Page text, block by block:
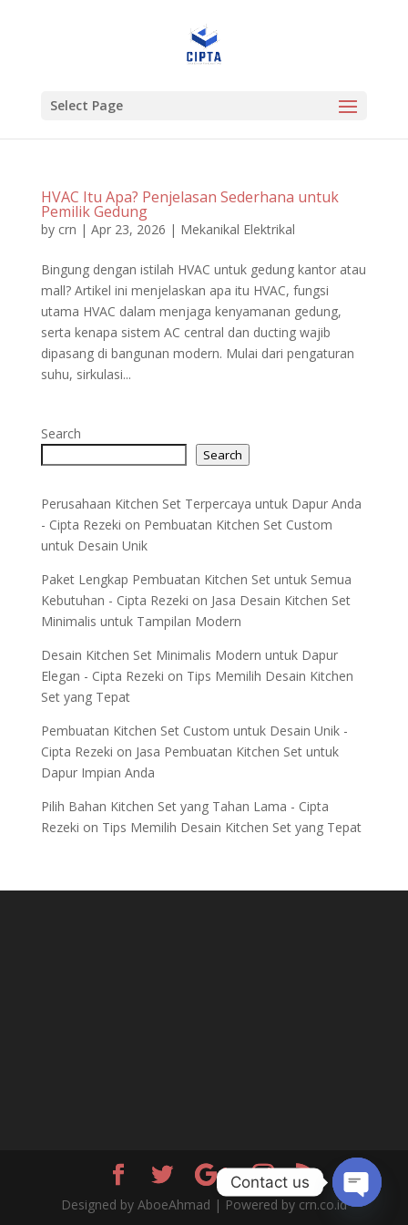
Select Page
HVAC Itu Apa? Penjelasan Sederhana untuk
Pemilik Gedung
by crn | Apr 23, 2026 | Mekanikal Elektrikal
Bingung dengan istilah HVAC untuk gedung kantor atau
mall? Artikel ini menjelaskan apa itu HVAC, fungsi
utama HVAC dalam menjaga kenyamanan gedung,
serta kenapa sistem AC central dan ducting wajib
dipasang di bangunan modern. Mulai dari pengaturan
suhu, sirkulasi...
Search
Search
Perusahaan Kitchen Set Terpercaya untuk Dapur Anda
- Cipta Rezeki on Pembuatan Kitchen Set Custom
untuk Desain Unik
Paket Lengkap Pembuatan Kitchen Set untuk Semua
Kebutuhan - Cipta Rezeki on Jasa Desain Kitchen Set
Minimalis untuk Tampilan Modern
Desain Kitchen Set Minimalis Modern untuk Dapur
Elegan - Cipta Rezeki on Tips Memilih Desain Kitchen
Set yang Tepat
Pembuatan Kitchen Set Custom untuk Desain Unik -
Cipta Rezeki on Jasa Pembuatan Kitchen Set untuk
Dapur Impian Anda
Pilih Bahan Kitchen Set yang Tahan Lama - Cipta
Rezeki on Tips Memilih Desain Kitchen Set yang Tepat
Designed by AboeAhmad | Powered by crn.co.id
Contact us